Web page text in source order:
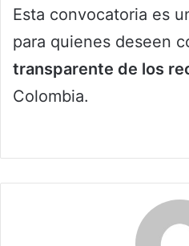
Esta convocatoria es
para quienes deseen
transparente de los
Colombia.